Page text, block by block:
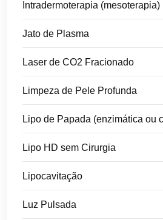
Intradermoterapia (mesoterapia)
Jato de Plasma
Laser de CO2 Fracionado
Limpeza de Pele Profunda
Lipo de Papada (enzimática ou
Lipo HD sem Cirurgia
Lipocavitação
Luz Pulsada